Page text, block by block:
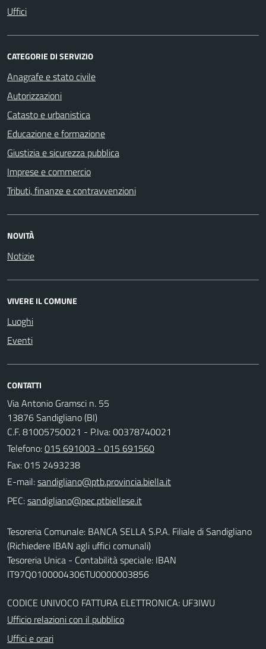
Uffici
CATEGORIE DI SERVIZIO
Anagrafe e stato civile
Autorizzazioni
Catasto e urbanistica
Educazione e formazione
Giustizia e sicurezza pubblica
Imprese e commercio
Tributi, finanze e contravvenzioni
NOVITÀ
Notizie
VIVERE IL COMUNE
Luoghi
Eventi
CONTATTI
Via Antonio Gramsci n. 55
13876 Sandigliano (BI)
C.F. 81005750021 - P.Iva: 00378740021
Telefono:015 691003 - 015 691560
Fax: 015 2493238
E-mail:
PEC:
Tesoreria Comunale: BANCA SELLA S.P.A. Filiale di Sandigliano
(Richiedere IBAN agli uffici comunali)
Tesoreria Unica - Contabilità speciale: IBAN
IT97Q0100004306TU0000003856
CODICE UNIVOCO FATTURA ELETTRONICA: UF3IWU
Ufficio relazioni con il pubblico
Uffici e orari